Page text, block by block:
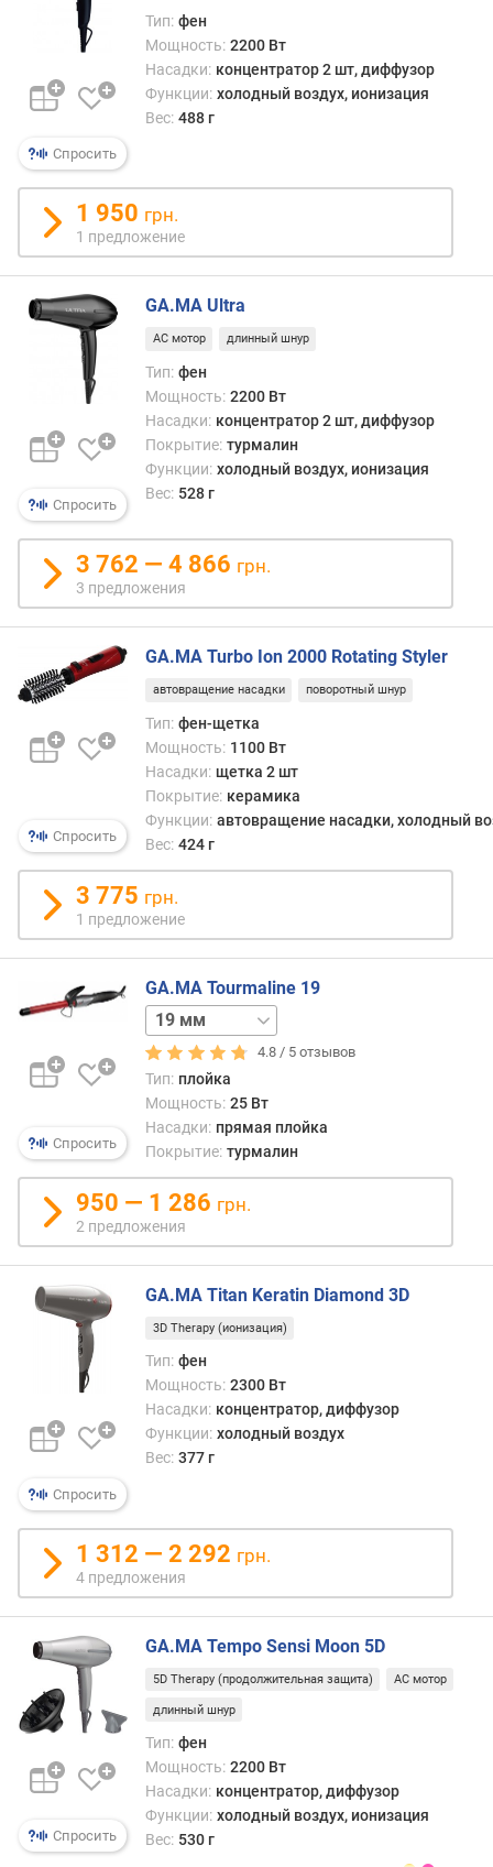
е
ж
м
ы
с
к
о
р
о
о
з
у
о
о
о
т
к
а
/
с
)
в
о
у
н
ы
о
т
о
к
(
л
/
с
о
в
н
у
м
а
(
д
Б
)
и
р
н
Спросить
Тип: фен
Мощность: 2200 Вт
Насадки: концентратор 2 шт, диффузор
Функции: холодный воздух, ионизация
Вес: 488 г
1 950 грн.
1 предложение
Спросить
GA.MA Ultra
AC мотор длинный шнур
Тип: фен
Мощность: 2200 Вт
Насадки: концентратор 2 шт, диффузор
Покрытие: турмалин
Функции: холодный воздух, ионизация
Вес: 528 г
3 762 — 4 866 грн.
3 предложения
Спросить
GA.MA Turbo Ion 2000 Rotating Styler
автовращение насадки поворотный шнур
Тип: фен-щетка
Мощность: 1100 Вт
Насадки: щетка 2 шт
Покрытие: керамика
Функции: автовращение насадки, холодный
Вес: 424 г
3 775 грн.
1 предложение
Спросить
GA.MA Tourmaline 19
25 мм33 мм
4.8 / 5 отзывов
Тип: плойка
Мощность: 25 Вт
Насадки: прямая плойка
Покрытие: турмалин
950 — 1 286 грн.
2 предложения
Спросить
GA.MA Titan Keratin Diamond 3D
3D Therapy (ионизация)
Тип: фен
Мощность: 2300 Вт
Насадки: концентратор, диффузор
Функции: холодный воздух
Вес: 377 г
1 312 — 2 292 грн.
4 предложения
Спросить
GA.MA Tempo Sensi Moon 5D
5D Therapy (продолжительная защита) AC мотор
длинный шнур
Тип: фен
Мощность: 2200 Вт
Насадки: концентратор, диффузор
Функции: холодный воздух, ионизация
Вес: 530 г